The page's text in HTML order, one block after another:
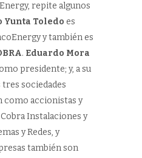
repite algunos
Yunta Toledo es
y también es
. Eduardo Mora
presidente; y, a su
tres sociedades
como accionistas y
Instalaciones y
y Redes, y
también son